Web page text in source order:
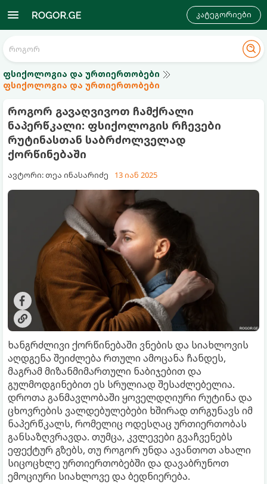
კატეგორიები
ფსიქოლოგია და ურთიერთობები
ფსიქოლოგია და ურთიერთობები
როგორ გავაღვივოთ ჩამქრალი
ნაპერწკალი: ფსიქოლოგის რჩევები
რუტინასთან საბრძოლველად
ქორწინებაში
ავტორი: თეა ინასარიძე 13 იან 2025
ხანგრძლივი ქორწინებაში ვნების და სიახლოვის
აღდგენა შეიძლება რთული ამოცანა ჩანდეს,
მაგრამ მიზანმიმართული ნაბიჯებით და
გულმოდგინებით ეს სრულიად შესაძლებელია.
დროთა განმავლობაში ყოველდღიური რუტინა და
ცხოვრების ვალდებულებები ხშირად თრგუნავს იმ
ნაპერწკალს, რომელიც ოდესღაც ურთიერთობას
განსაზღვრავდა. თუმცა, კვლევები გვაჩვენებს
ეფექტურ გზებს, თუ როგორ უნდა ავანთოთ ახალი
სიცოცხლე ურთიერთობებში და დავაბრუნოთ
ემოციური სიახლოვე და ბედნიერება.